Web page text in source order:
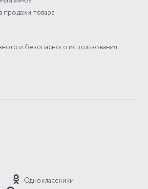
продажи товара
и безопасного использования
Одноклассники